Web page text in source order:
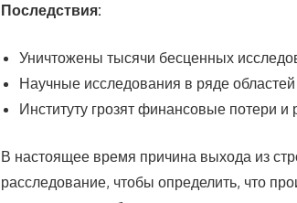
Последствия:
Уничтожены тысячи бесценных
Научные исследования в ряде
Институту грозят финансовые потери
В настоящее время причина выхода из
расследование, чтобы определить, что